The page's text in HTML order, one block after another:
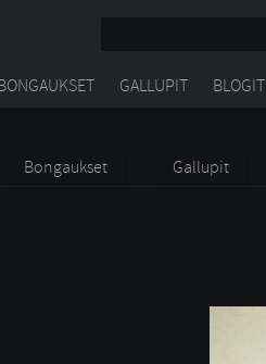
GALLUPIT BLOGIT
Bongaukset Gallupit